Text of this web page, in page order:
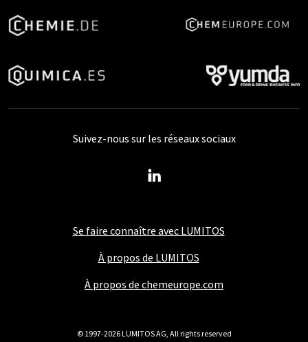
Se faire connaître avec LUMITOS
À propos de LUMITOS
À propos de chemeurope.com
Suivez-nous sur les réseaux sociaux
© 1997-2026 LUMITOS AG, All rights reserved